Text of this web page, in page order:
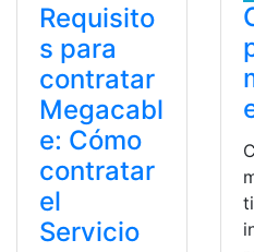
Requisito
s para
contratar
Megacabl
e: Cómo
contratar
el
Servicio